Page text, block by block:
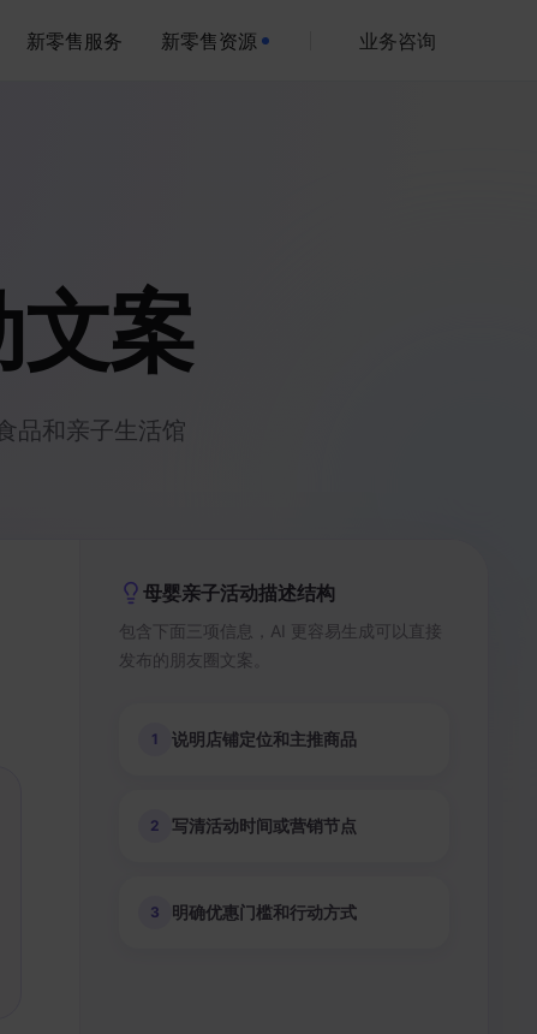
新零售服务 新零售资源 业务咨询
文案
品和亲子生活馆
母婴亲子活动描述结构
包含下面三项信息，AI 更容易生成可以直接
发布的朋友圈文案。
1 说明店铺定位和主推商品
2 写清活动时间或营销节点
3 明确优惠门槛和行动方式